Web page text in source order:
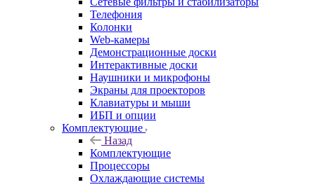
Телефония
Колонки
Web-камеры
Демонстрационные доски
Интерактивные доски
Наушники и микрофоны
Экраны для проекторов
Клавиатуры и мыши
ИБП и опции
Комплектующие
Назад
Комплектующие
Процессоры
Охлаждающие системы